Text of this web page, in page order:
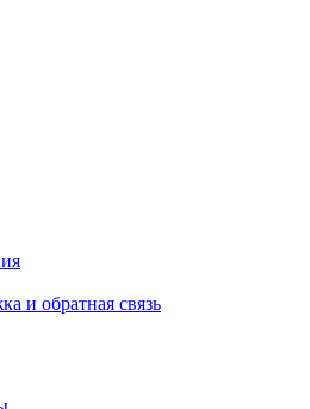
и обратная связь